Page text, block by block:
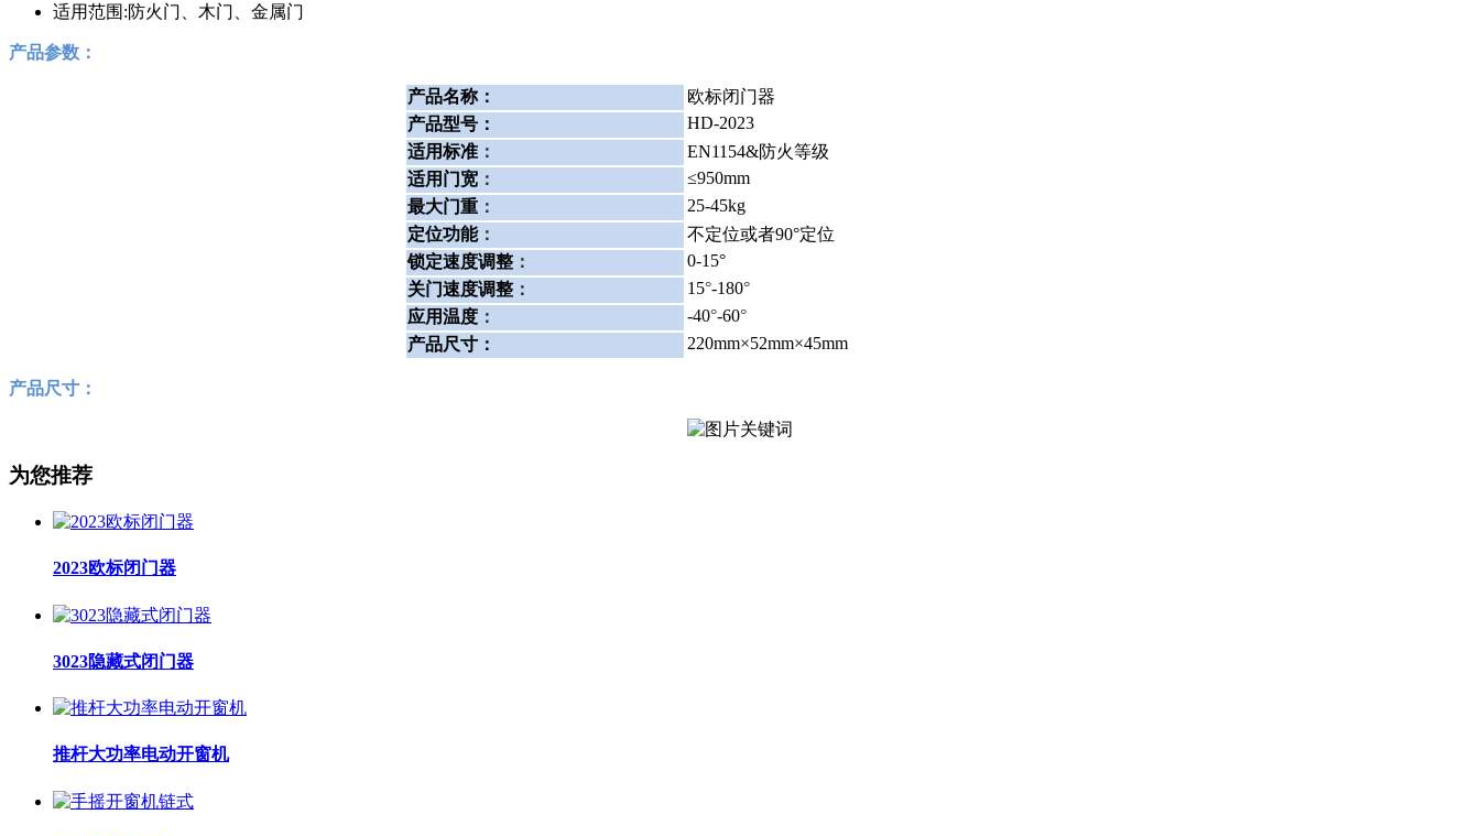
适用范围:防火门、木门、金属门
产品参数：
产品名称：
欧标闭门器
产品型号：
HD-2023
适用标准 ：
EN1154&防火等级
适用门宽 ：
≤950mm
最大门重 ：
25-45kg
定位功能：
不定位或者90°定位
锁定速度调整 ：
0-15°
关门速度调整 ： 15°-180°
应用温度 ： -40°-60°
产品尺寸：
220mm×52mm×45mm
产品尺寸：
为您推荐
2023欧标闭门器
3023隐藏式闭门器
推杆大功率电动开窗机